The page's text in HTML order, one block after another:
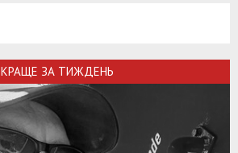
КРАЩЕ ЗА ТИЖДЕНЬ